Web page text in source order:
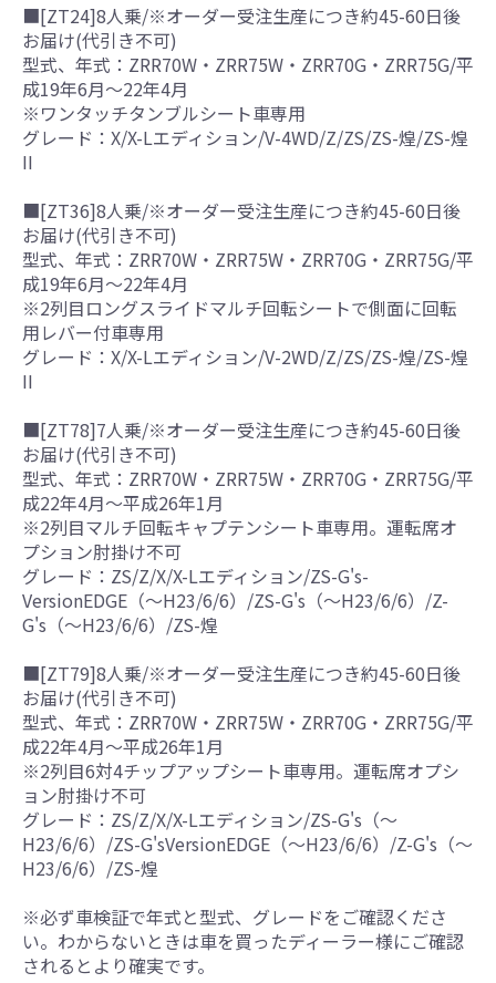
■[ZT24]8人乗/※オーダー受注生産につき約45-60日後
お届け(代引き不可)
型式、年式：ZRR70W・ZRR75W・ZRR70G・ZRR75G/平
成19年6月～22年4月
※ワンタッチタンブルシート車専用
グレード：X/X-Lエディション/V-4WD/Z/ZS/ZS-煌/ZS-煌
II
■[ZT36]8人乗/※オーダー受注生産につき約45-60日後
お届け(代引き不可)
型式、年式：ZRR70W・ZRR75W・ZRR70G・ZRR75G/平
成19年6月～22年4月
※2列目ロングスライドマルチ回転シートで側面に回転
用レバー付車専用
グレード：X/X-Lエディション/V-2WD/Z/ZS/ZS-煌/ZS-煌
II
■[ZT78]7人乗/※オーダー受注生産につき約45-60日後
お届け(代引き不可)
型式、年式：ZRR70W・ZRR75W・ZRR70G・ZRR75G/平
成22年4月～平成26年1月
※2列目マルチ回転キャプテンシート車専用。運転席オ
プション肘掛け不可
グレード：ZS/Z/X/X-Lエディション/ZS-G's-
VersionEDGE（～H23/6/6）/ZS-G's（～H23/6/6）/Z-
G's（～H23/6/6）/ZS-煌
■[ZT79]8人乗/※オーダー受注生産につき約45-60日後
お届け(代引き不可)
型式、年式：ZRR70W・ZRR75W・ZRR70G・ZRR75G/平
成22年4月～平成26年1月
※2列目6対4チップアップシート車専用。運転席オプシ
ョン肘掛け不可
グレード：ZS/Z/X/X-Lエディション/ZS-G's（～
H23/6/6）/ZS-G'sVersionEDGE（～H23/6/6）/Z-G's（～
H23/6/6）/ZS-煌
※必ず車検証で年式と型式、グレードをご確認くださ
い。わからないときは車を買ったディーラー様にご確認
されるとより確実です。